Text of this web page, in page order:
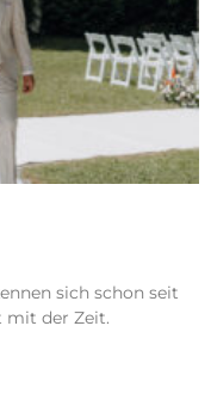
sich schon seit
mit der Zeit.